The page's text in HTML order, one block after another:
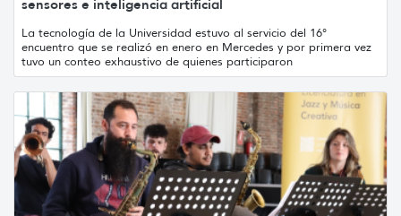
sensores e inteligencia artificial
La tecnología de la Universidad estuvo al servicio del 16°
encuentro que se realizó en enero en Mercedes y por primera vez
tuvo un conteo exhaustivo de quienes participaron